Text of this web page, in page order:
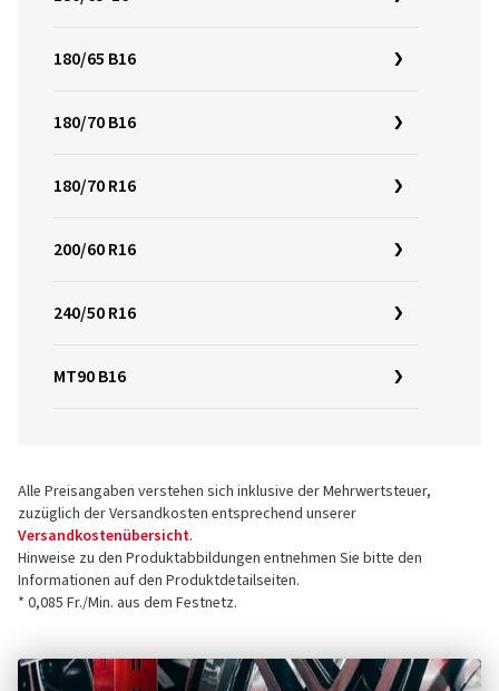
180/65 B16
180/70 B16
180/70 R16
200/60 R16
240/50 R16
MT90 B16
Alle Preisangaben verstehen sich inklusive der Mehrwertsteuer,
zuzüglich der Versandkosten entsprechend unserer
Versandkostenübersicht.
Hinweise zu den Produktabbildungen entnehmen Sie bitte den
Informationen auf den Produktdetailseiten.
* 0,085 Fr./Min. aus dem Festnetz.